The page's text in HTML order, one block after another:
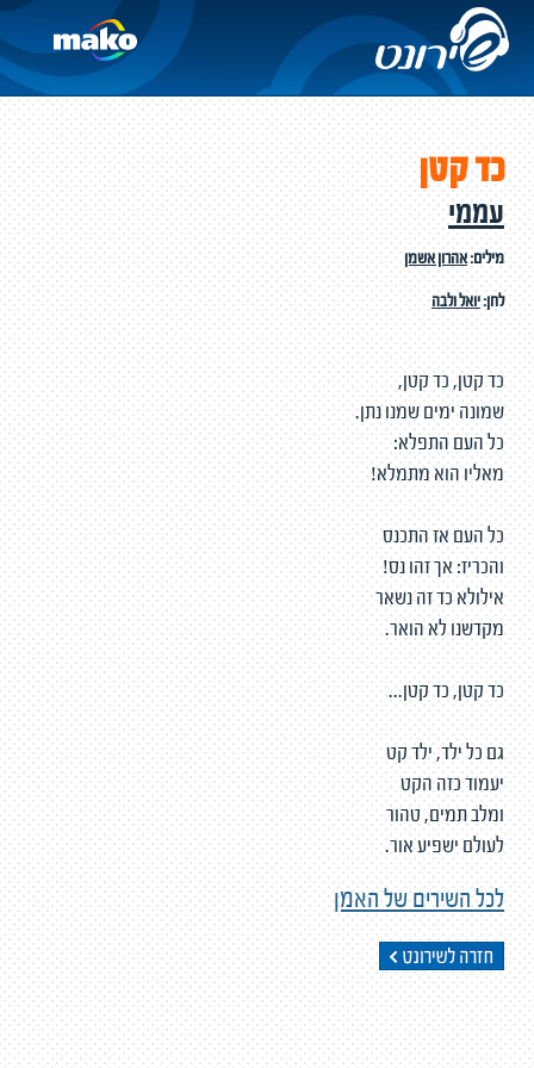
כד קטן
עממי
מילים:אהרון אשמן
לחן:יואל ולבה
כד קטן, כד קטן,
שמונה ימים שמנו נתן.
כל העם התפלא:
מאליו הוא מתמלא!
כל העם אז התכנס
והכריז: אך זהו נס!
אילולא כד זה נשאר
מקדשנו לא הואר.
כד קטן, כד קטן...
גם כל ילד, ילד קט
יעמוד כזה הקט
ומלב תמים, טהור
לעולם ישפיע אור.
לכל השירים של האמן